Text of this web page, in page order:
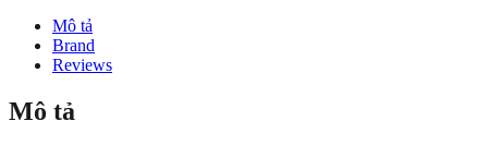
Mô tả
Brand
Reviews
Mô tả